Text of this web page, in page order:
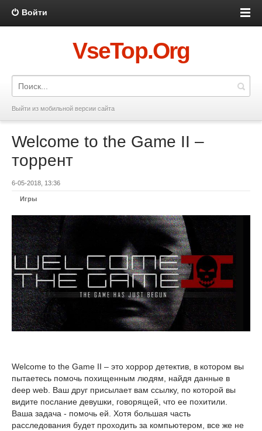
Войти
VseTop.Org
Выйти из мобильной версии сайта
Welcome to the Game II –
торрент
6-05-2018, 13:36
Игры
Welcome to the Game II – это хоррор детектив, в котором вы
пытаетесь помочь похищенным людям, найдя данные в
deep web. Ваш друг присылает вам ссылку, по которой вы
видите послание девушки, говорящей, что ее похитили.
Ваша задача - помочь ей. Хотя большая часть
расследования будет проходить за компьютером, все же не